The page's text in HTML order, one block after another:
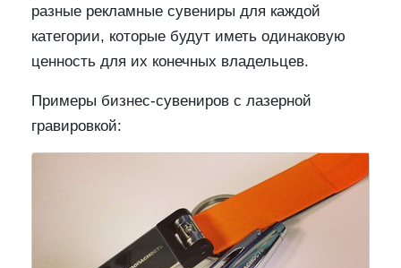
разные рекламные сувениры для каждой
категории, которые будут иметь одинаковую
ценность для их конечных владельцев.
Примеры бизнес-сувениров с лазерной
гравировкой: